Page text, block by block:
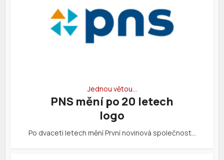
Jednou větou…
PNS mění po 20 letech
logo
Po dvaceti letech mění První novinová společnost…